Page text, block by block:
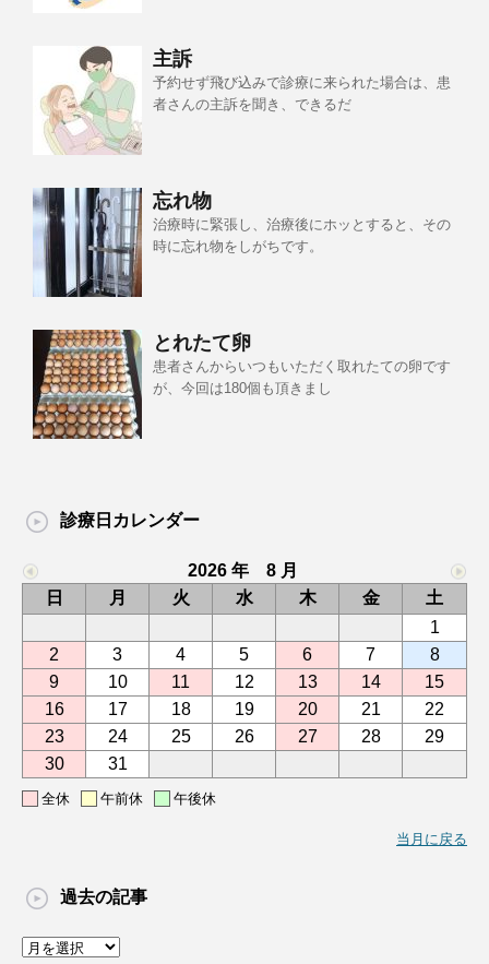
主訴
予約せず飛び込みで診療に来られた場合は、患
者さんの主訴を聞き、できるだ
忘れ物
治療時に緊張し、治療後にホッとすると、その
時に忘れ物をしがちです。
とれたて卵
患者さんからいつもいただく取れたての卵です
が、今回は180個も頂きまし
診療日カレンダー
2026 年 8 月
日
月 火 水 木 金
土
1
2
3 4 5 6 7
8
9
10 11 12 13 14
15
16
17 18 19 20 21
22
23
24 25 26 27 28
29
30
31
全休 午前休 午後休
当月に戻る
過去の記事
過